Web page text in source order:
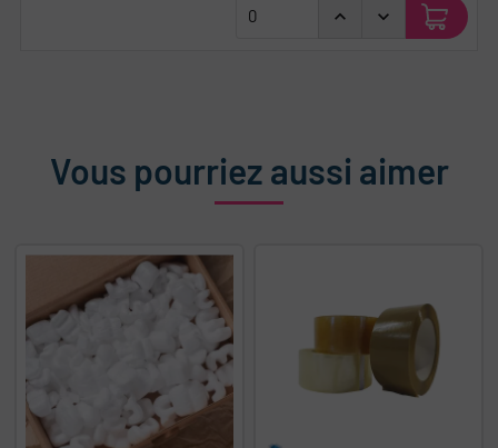
Vous pourriez aussi aimer